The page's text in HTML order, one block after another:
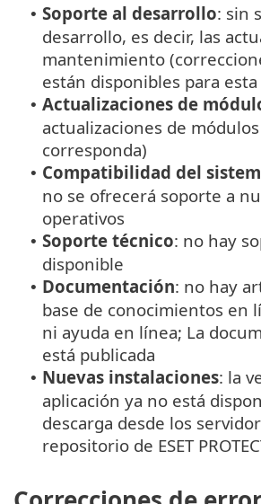
• Soporte al desarrollo: sin
desarrollo, es decir, las
mantenimiento
están disponibles para
• Actualizaciones de
actualizaciones de
corresponda)
• Compatibilidad del
no se ofrecerá soporte a
operativos
• Soporte técnico: no hay
disponible
• Documentación: no hay
base de conocimientos en
ni ayuda en línea; La
está publicada
• Nuevas instalaciones: la
aplicación ya no está
descarga desde los
repositorio de ESET